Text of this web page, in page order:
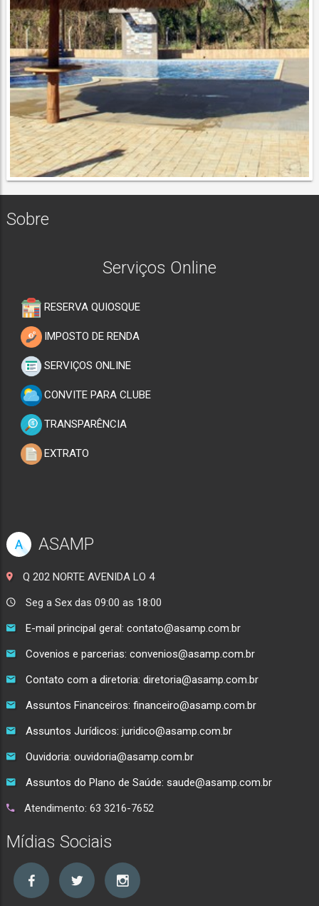
Sobre
Serviços Online
RESERVA QUIOSQUE
IMPOSTO DE RENDA
SERVIÇOS ONLINE
CONVITE PARA CLUBE
TRANSPARÊNCIA
EXTRATO
A ASAMP
Q 202 NORTE AVENIDA LO 4
Seg a Sex das 09:00 as 18:00
E-mail principal geral: contato@asamp.com.br
Covenios e parcerias: convenios@asamp.com.br
Contato com a diretoria: diretoria@asamp.com.br
Assuntos Financeiros: financeiro@asamp.com.br
Assuntos Jurídicos: juridico@asamp.com.br
Ouvidoria: ouvidoria@asamp.com.br
Assuntos do Plano de Saúde: saude@asamp.com.br
Atendimento: 63 3216-7652
Mídias Sociais